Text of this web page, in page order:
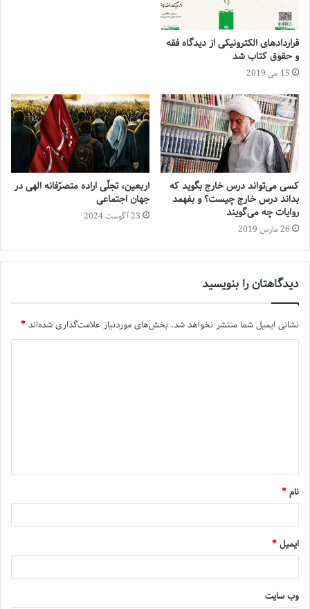
قراردادهای الکترونیکی از دیدگاه فقه
و حقوق کتاب شد
15 می 2019
کسی می‌‌تواند درس خارج بگوید که
بداند درس خارج چیست؟ و بفهمد
روایات چه می‌‌گویند
26 مارس 2019
اربعین، تجلّی اراده‌ متصرّفانه‌ الهی در
جهان اجتماعی
23 آگوست 2024
دیدگاهتان را بنویسید
نشانی ایمیل شما منتشر نخواهد شد. بخش‌های موردنیاز علامت‌گذاری شده‌اند*
نام*
ایمیل*
وب‌ سایت